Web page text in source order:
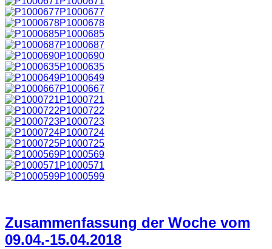
P1000677
P1000678
P1000685
P1000687
P1000690
P1000635
P1000649
P1000667
P1000721
P1000722
P1000723
P1000724
P1000725
P1000569
P1000571
P1000599
Zusammenfassung der Woche vom
09.04.-15.04.2018